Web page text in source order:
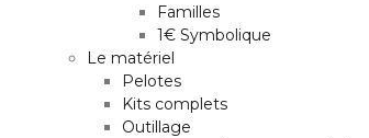
Familles
1€ Symbolique
Le matériel
Pelotes
Kits complets
Outillage